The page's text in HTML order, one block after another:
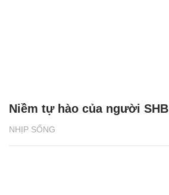
NHỊP SỐNG
Niềm tự hào của người SHB